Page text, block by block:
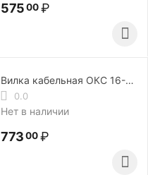
57500 ₽
Вилка кабельная ОКС 16-25
с б.р. ISQ0040
0.0
Нет в наличии
77300 ₽